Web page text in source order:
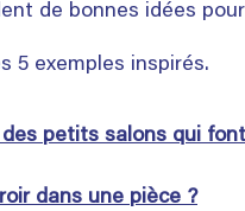
de bonnes idées
5 exemples inspirés.
des petits salons qui
dans une pièce ?